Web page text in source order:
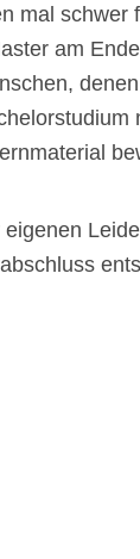
mal schwer
am